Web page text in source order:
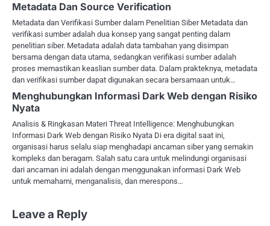
Metadata Dan Source Verification
Metadata dan Verifikasi Sumber dalam Penelitian Siber Metadata dan
verifikasi sumber adalah dua konsep yang sangat penting dalam
penelitian siber. Metadata adalah data tambahan yang disimpan
bersama dengan data utama, sedangkan verifikasi sumber adalah
proses memastikan keaslian sumber data. Dalam prakteknya, metadata
dan verifikasi sumber dapat digunakan secara bersamaan untuk…
Menghubungkan Informasi Dark Web dengan Risiko
Nyata
Analisis & Ringkasan Materi Threat Intelligence: Menghubungkan
Informasi Dark Web dengan Risiko Nyata Di era digital saat ini,
organisasi harus selalu siap menghadapi ancaman siber yang semakin
kompleks dan beragam. Salah satu cara untuk melindungi organisasi
dari ancaman ini adalah dengan menggunakan informasi Dark Web
untuk memahami, menganalisis, dan merespons…
Leave a Reply